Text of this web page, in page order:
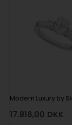
17.816,00 DKK